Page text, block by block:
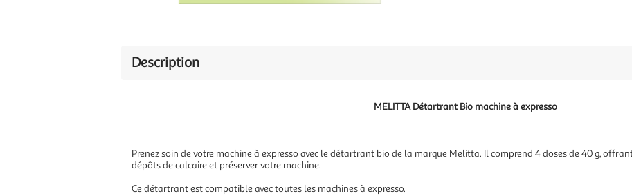
Description
MELITTA Détartrant Bio machine à expresso
Prenez soin de votre machine à expresso avec le détartrant bio de la marque Melitta. Il comprend 4 doses de 40 g,
dépôts de calcaire et préserver votre machine.
Ce détartrant est compatible avec toutes les machines à expresso.